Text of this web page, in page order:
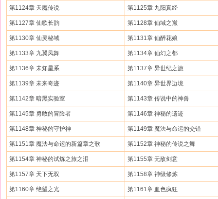
第1124章 天魔传说 第1125章 九阳真经
第1127章 仙歌长韵 第1128章 仙域之巅
第1130章 仙灵秘域 第1131章 仙醉花娘
第1133章 九翼凤舞 第1134章 仙幻之都
第1136章 未知星系 第1137章 异世纪之旅
第1139章 未来奇迹 第1140章 异世界边境
第1142章 暗黑实验室 第1143章 传说中的神兽
第1145章 勇敢的冒险者 第1146章 神秘的遗迹
第1148章 神秘的守护神 第1149章 魔法与命运的交错
第1151章 魔法与命运的新篇章之歌 第1152章 神秘的传说之舞
第1154章 神秘的试炼之旅之泪 第1155章 无敌剑意
第1157章 天下无双 第1158章 神级修炼
第1160章 绝望之光 第1161章 血色疯狂